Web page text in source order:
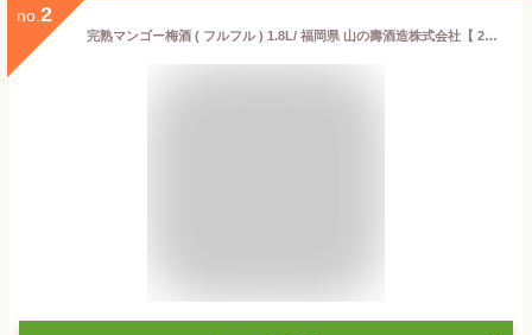
no. 2
完熟マンゴー梅酒 ( フルフル ) 1.8L/ 福岡県 山の壽酒造株式会社【 278 】【 梅酒 】【 父の日 贈り物 ギフト プレゼント 】